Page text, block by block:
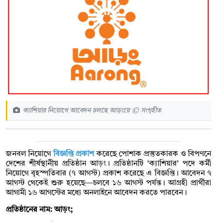
ক্যাশিয়ার নিয়োগে আবেদন চলছে আড়ংয়ে © সংগৃহীত
জনবল নিয়োগেবিজ্ঞপ্তি প্রকাশকরেছে পোশাক প্রস্তুতকারক ও বিপণনে
দেশের শীর্ষস্থানীয় প্রতিষ্ঠান আড়ং। প্রতিষ্ঠানটি ‘ক্যাশিয়ার’ পদে কর্মী
নিয়োগে বৃহস্পতিবার (৭ আগস্ট) প্রকাশ করেছে এ বিজ্ঞপ্তি। আবেদন ৭
আগস্ট থেকেই শুরু হয়েছে—চলবে ১৬ আগস্ট পর্যন্ত। আগ্রহী প্রার্থীরা
আগামী ১৬ আগস্টের মধ্যে অনলাইনে আবেদন করতে পারবেন।
প্রতিষ্ঠানের নাম: আড়ং;